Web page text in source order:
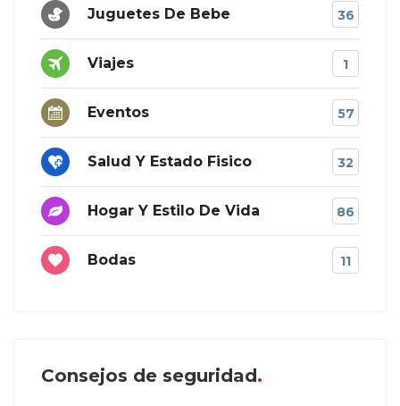
Juguetes De Bebe 36
Viajes 1
Eventos 57
Salud Y Estado Fisico 32
Hogar Y Estilo De Vida 86
Bodas 11
Consejos de seguridad